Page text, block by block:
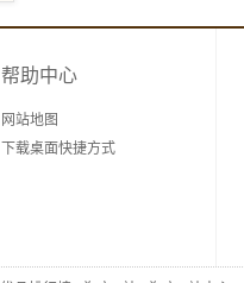
帮助中心
网站地图
下载桌面快捷方式